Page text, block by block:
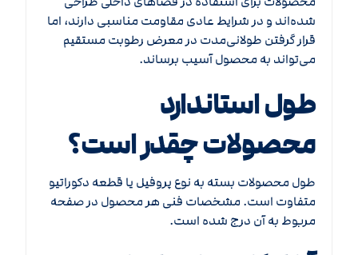
شده‌اند و در شرایط عادی مقاومت مناسبی دارند، اما
قرار گرفتن طولانی‌مدت در معرض رطوبت مستقیم
می‌تواند به محصول آسیب برساند.
طول استاندارد
محصولات چقدر است؟
طول محصولات بسته به نوع پروفیل یا قطعه دکوراتیو
متفاوت است. مشخصات فنی هر محصول در صفحه
مربوط به آن درج شده است.